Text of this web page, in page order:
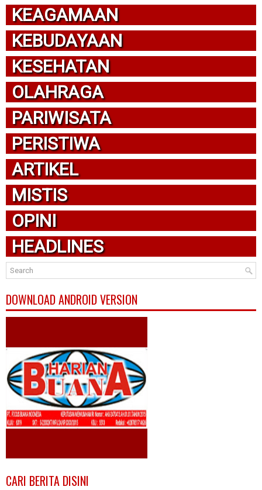
KEAGAMAAN
KEBUDAYAAN
KESEHATAN
OLAHRAGA
PARIWISATA
PERISTIWA
ARTIKEL
MISTIS
OPINI
HEADLINES
DOWNLOAD ANDROID VERSION
CARI BERITA DISINI